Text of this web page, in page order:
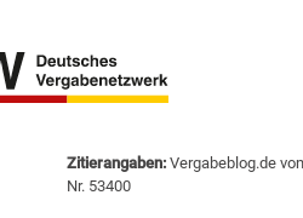
Zitierangaben:Vergabeblog.de
Nr. 53400